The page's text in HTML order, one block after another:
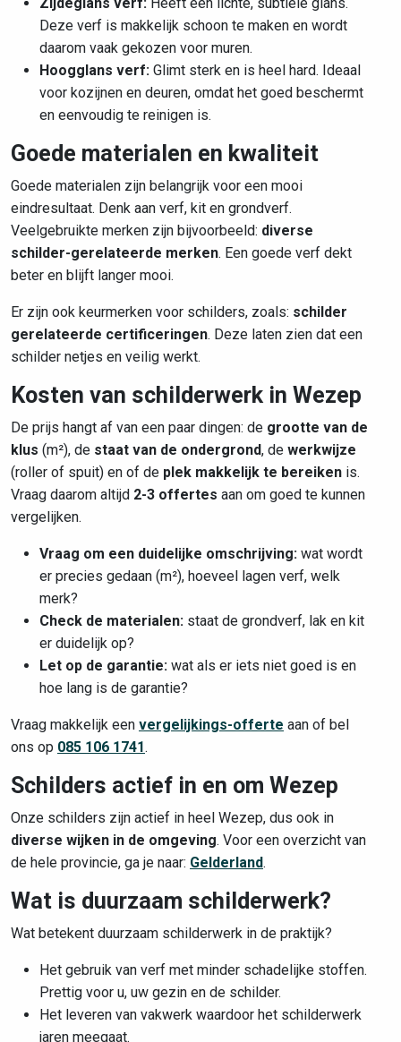
Deze verf is makkelijk schoon te maken en wordt
daarom vaak gekozen voor muren.
Hoogglans verf: Glimt sterk en is heel hard. Ideaal
voor kozijnen en deuren, omdat het goed beschermt
en eenvoudig te reinigen is.
Goede materialen en kwaliteit
Goede materialen zijn belangrijk voor een mooi
eindresultaat. Denk aan verf, kit en grondverf.
Veelgebruikte merken zijn bijvoorbeeld: diverse
schilder-gerelateerde merken. Een goede verf dekt
beter en blijft langer mooi.
Er zijn ook keurmerken voor schilders, zoals: schilder
gerelateerde certificeringen. Deze laten zien dat een
schilder netjes en veilig werkt.
Kosten van schilderwerk in Wezep
De prijs hangt af van een paar dingen: de grootte van de
klus (m²), de staat van de ondergrond, de werkwijze
(roller of spuit) en of de plek makkelijk te bereiken is.
Vraag daarom altijd 2-3 offertes aan om goed te kunnen
vergelijken.
Vraag om een duidelijke omschrijving: wat wordt
er precies gedaan (m²), hoeveel lagen verf, welk
merk?
Check de materialen: staat de grondverf, lak en kit
er duidelijk op?
Let op de garantie: wat als er iets niet goed is en
hoe lang is de garantie?
Vraag makkelijk een vergelijkings-offerte aan of bel
ons op 085 106 1741.
Schilders actief in en om Wezep
Onze schilders zijn actief in heel Wezep, dus ook in
diverse wijken in de omgeving. Voor een overzicht van
de hele provincie, ga je naar: Gelderland.
Wat is duurzaam schilderwerk?
Wat betekent duurzaam schilderwerk in de praktijk?
Het gebruik van verf met minder schadelijke stoffen.
Prettig voor u, uw gezin en de schilder.
Het leveren van vakwerk waardoor het schilderwerk
jaren meegaat.